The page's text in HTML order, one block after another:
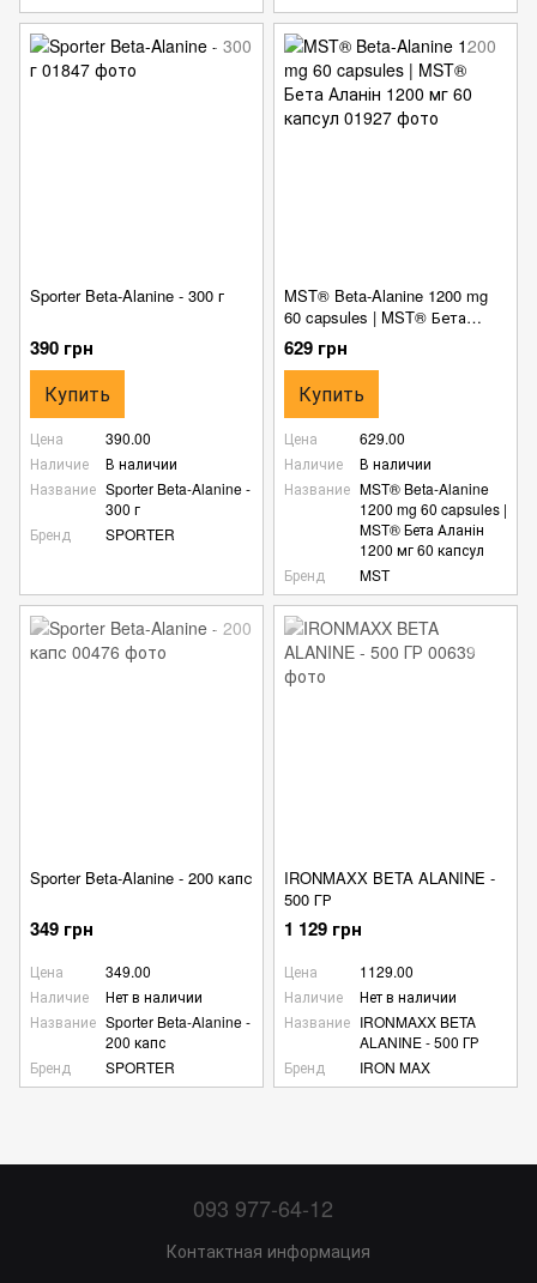
Sporter Beta-Alanine - 300 г
390 грн
Купить
Цена
390.00
Наличие
В наличии
Название Sporter Beta-Alanine -
300 г
Бренд
SPORTER
MST® Beta-Alanine 1200 mg
60 capsules | MST® Бета
Аланін 1200 мг 60 капсул
629 грн
Купить
Цена
629.00
Наличие
В наличии
Название MST® Beta-Alanine
1200 mg 60 capsules |
MST® Бета Аланін
1200 мг 60 капсул
Бренд
MST
Sporter Beta-Alanine - 200 капс
349 грн
Цена
349.00
Наличие
Нет в наличии
Название Sporter Beta-Alanine -
200 капс
Бренд
SPORTER
IRONMAXX BETA ALANINE -
500 ГР
1 129 грн
Цена
1129.00
Наличие
Нет в наличии
Название IRONMAXX BETA
ALANINE - 500 ГР
Бренд
IRON MAX
093 977-64-12
Контактная информация